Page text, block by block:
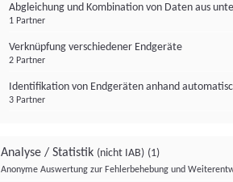
Abgleichung und Kombination von Daten aus
1 Partner
Verknüpfung verschiedener Endgeräte
2 Partner
Identifikation von Endgeräten anhand
3 Partner
Analyse / Statistik (nicht IAB) (1)
Anonyme Auswertung zur Fehlerbehebung und